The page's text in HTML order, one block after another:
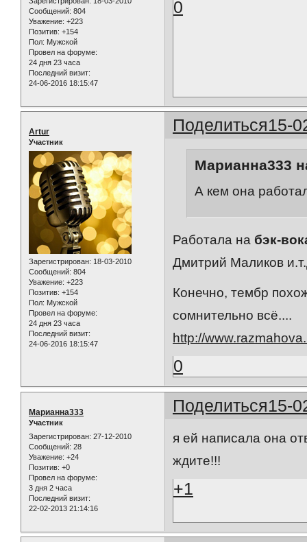
Сообщений: 804
Уважение: +223
Позитив: +154
Пол: Мужской
Провел на форуме:
24 дня 23 часа
Последний визит:
24-06-2016 18:15:47
0
Поделиться15-
Artur
Участник
Зарегистрирован: 18-03-2010
Сообщений: 804
Уважение: +223
Позитив: +154
Пол: Мужской
Провел на форуме:
24 дня 23 часа
Последний визит:
24-06-2016 18:15:47
Марианна333
А кем она
Работала на бэк-
Дмитрий Маликов
Конечно, тембр
сомнительно всё....
http://
0
Поделиться15-
Марианна333
Участник
Зарегистрирован: 27-12-2010
Сообщений: 28
Уважение: +24
Позитив: +0
Провел на форуме:
3 дня 2 часа
Последний визит:
22-02-2013 21:14:16
я ей написала она
ждите!!!
+1